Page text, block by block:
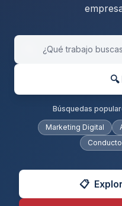
Búsquedas
Marketing Digital
📋